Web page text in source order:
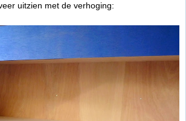
uitzien met de verhoging: